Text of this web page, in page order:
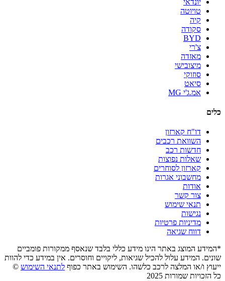
יונדאי
טויוטה
קיה
סקודה
BYD
צ'רי
מאזדה
מיצובישי
סוזוקי
סיאט
אמ.ג'י MG
כלים
דו"ח קארזון
השוואת רכבים
חדשות רכב
שאלות נפוצות
קארזון לסוחרים
מחשבוני אגרות
אודות
צור קשר
תנאי שימוש
נגישות
מדיניות פרטיות
דווח שגיאה
*המידע המוצג באתר הינו מידע כללי בלבד שנאסף ממקורות פומביים
שונים. המידע עלול להכיל שגיאות, ליקויים וחוסרים. אין במידע כדי להוות
ייעוץ ו/או המלצה לרכב כלשהו. השימוש באתר כפוף לתנאי השימוש ©
כל הזכויות שמורות 2025